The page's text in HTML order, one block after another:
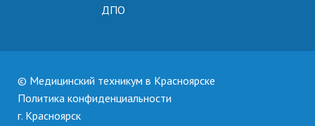
ДПО
© Медицинский техникум в Красноярске
Политика конфиденциальности
г. Красноярск